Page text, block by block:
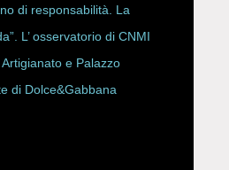
di responsabilità. La
L’ osservatorio di CNMI
e Palazzo
di Dolce&Gabbana